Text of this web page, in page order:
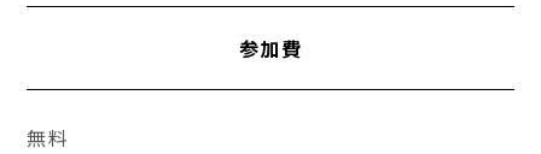
参加費
無料